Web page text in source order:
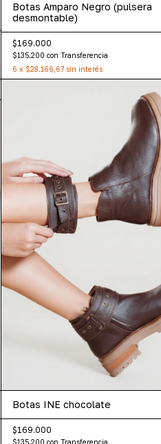
Botas Amparo Negro (pulsera
desmontable)
$169.000
$135.200 con Transferencia
6 x $28.166,67 sin interés
Botas INE chocolate
$169.000
$135.200 con Transferencia